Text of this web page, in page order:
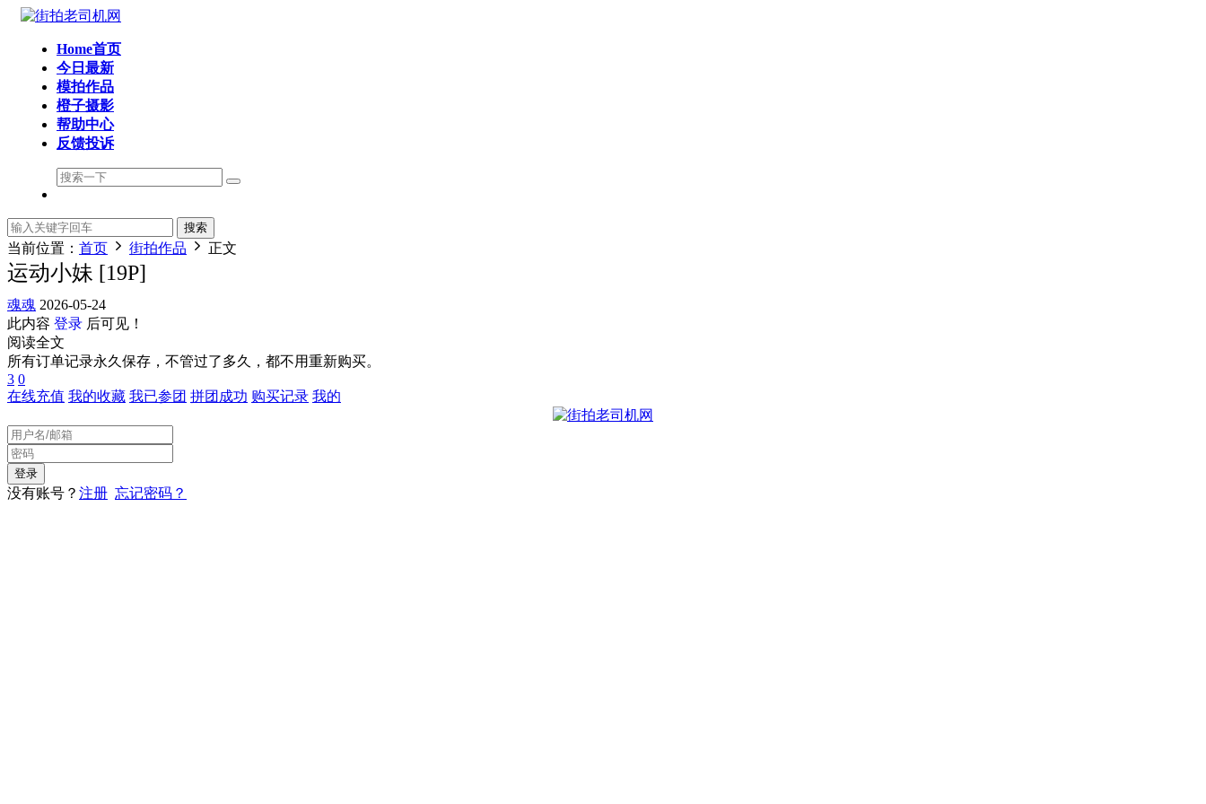
Home首页
今日最新
模拍作品
橙子摄影
帮助中心
反馈投诉
搜索
当前位置： 首页 街拍作品 正文
运动小妹 [19P]
魂魂 2026-05-24
此内容 登录 后可见！
阅读全文
所有订单记录永久保存，不管过了多久，都不用重新购买。
3 0
在线充值 我的收藏 我已参团 拼团成功 购买记录 我的
没有账号？ 注册 忘记密码？